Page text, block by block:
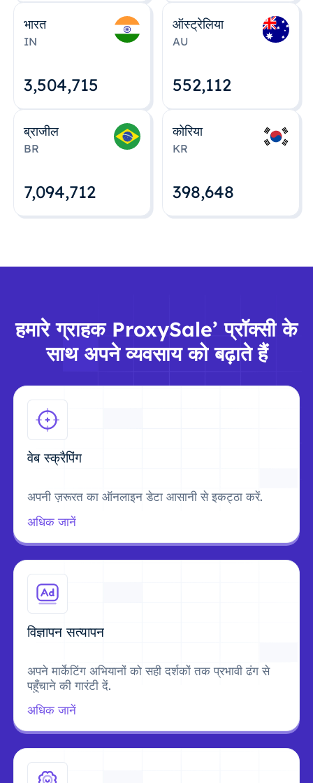
भारत
IN
3,504,715
ऑस्ट्रेलिया
AU
552,112
ब्राजील
BR
7,094,712
कोरिया
KR
398,648
हमारे ग्राहक ProxySale’ प्रॉक्सी के
साथ अपने व्यवसाय को बढ़ाते हैं
वेब स्क्रैपिंग
अपनी ज़रूरत का ऑनलाइन डेटा आसानी से इकट्ठा करें.
अधिक जानें
विज्ञापन सत्यापन
अपने मार्केटिंग अभियानों को सही दर्शकों तक प्रभावी ढंग से
पहुँचाने की गारंटी दें.
अधिक जानें